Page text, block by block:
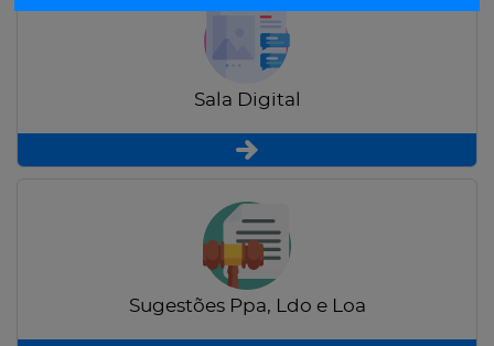
Sala Digital
Sugestões Ppa, Ldo e Loa